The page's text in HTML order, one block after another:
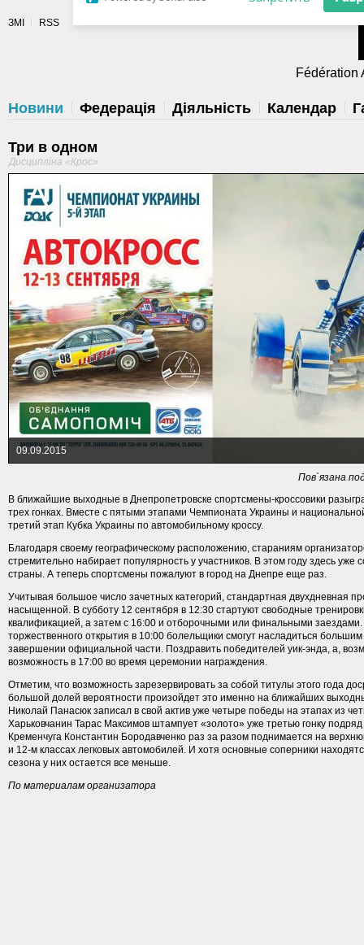
Разрешите сайту fau.ua
уведомления на рабочий стол
Запретить
ЗМІ RSS
Fédération
Новини Федерація Діяльність Календар
Три в одном
Дисципліна «Крос»
09.09.2015
Пов`язана
В ближайшие выходные в Днепропетровске спортсмены-кроссовики
трех гонках. Вместе с пятыми этапами Чемпионата Украины и
третий этап Кубка Украины по автомобильному кроссу.
Благодаря своему географическому расположению, стараниям
стремительно набирает популярность у участников. В этом году здесь уже
страны. А теперь спортсмены пожалуют в город на Днепре еще раз.
Учитывая большое число зачетных категорий, стандартная двухдневная
насыщенной. В субботу 12 сентября в 12:30 стартуют свободные
квалификацией, а затем с 16:00 и отборочными или финальными заездами.
торжественного открытия в 10:00 болельщики смогут насладиться
завершении официальной части. Поздравить победителей уик-энда, а,
возможность в 17:00 во время церемонии награждения.
Отметим, что возможность зарезервировать за собой титулы этого года
большой долей вероятности произойдет это именно на ближайших
Николай Панасюк записал в свой актив уже четыре победы на этапах из
Харьковчанин Тарас Максимов штампует «золото» уже третью гонку
Кременчуга Константин Бородавченко раз за разом поднимается на
и 12-м классах легковых автомобилей. И хотя основные соперники
сезона у них остается все меньше.
По материалам организатора